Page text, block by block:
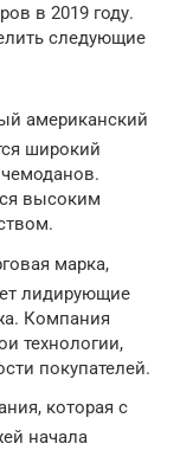
в 2019 году.
следующие
американский
широкий
высоким
марка,
лидирующие
Компания
технологии,
покупателей.
которая с
начала